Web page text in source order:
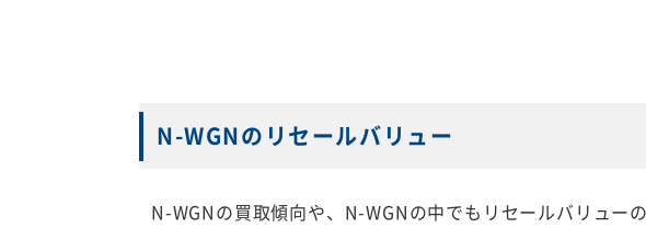
N-WGNのリセールバリュー
N-WGNの買取傾向や、N-WGNの中でもリセールバリュー